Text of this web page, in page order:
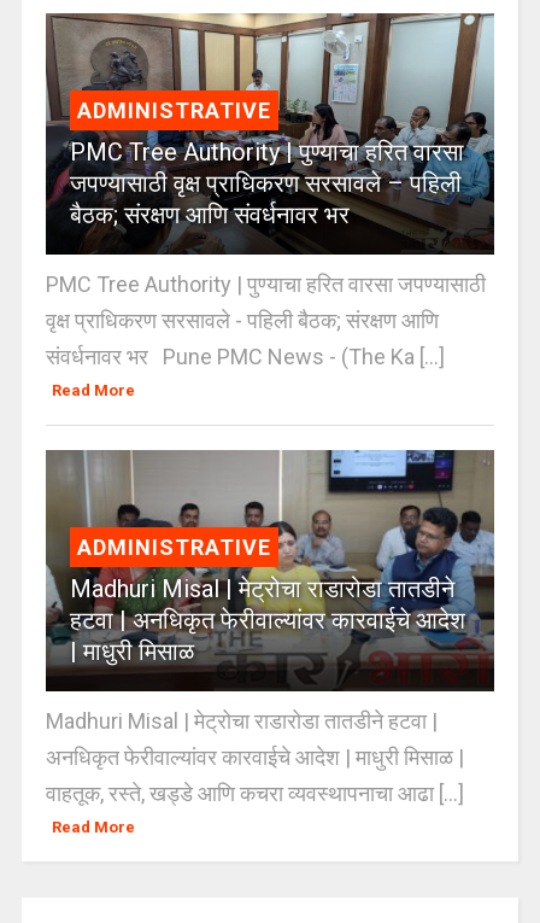
ADMINISTRATIVE
PMC Tree Authority | पुण्याचा हरित वारसा
जपण्यासाठी वृक्ष प्राधिकरण सरसावले – पहिली
बैठक; संरक्षण आणि संवर्धनावर भर
PMC Tree Authority | पुण्याचा हरित वारसा जपण्यासाठी
वृक्ष प्राधिकरण सरसावले - पहिली बैठक; संरक्षण आणि
संवर्धनावर भर Pune PMC News - (The Ka [...]
Read More
ADMINISTRATIVE
Madhuri Misal | मेट्रोचा राडारोडा तातडीने
हटवा | अनधिकृत फेरीवाल्यांवर कारवाईचे आदेश
| माधुरी मिसाळ
Madhuri Misal | मेट्रोचा राडारोडा तातडीने हटवा |
अनधिकृत फेरीवाल्यांवर कारवाईचे आदेश | माधुरी मिसाळ |
वाहतूक, रस्ते, खड्डे आणि कचरा व्यवस्थापनाचा आढा [...]
Read More